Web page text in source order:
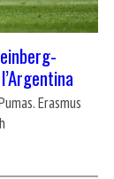
Erasmus